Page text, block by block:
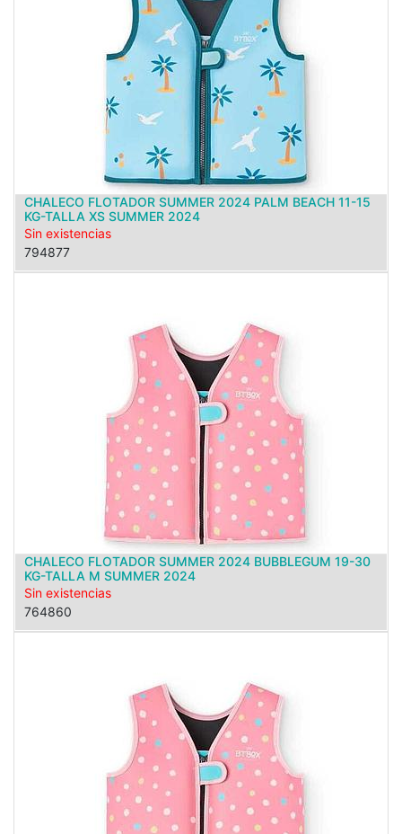
CHALECO FLOTADOR SUMMER 2024 PALM BEACH 11-15
KG-TALLA XS SUMMER 2024
Sin existencias
794877
CHALECO FLOTADOR SUMMER 2024 BUBBLEGUM 19-30
KG-TALLA M SUMMER 2024
Sin existencias
764860